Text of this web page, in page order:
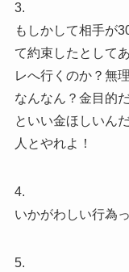
3.
もしかして相手が
て約束したとして
レへ行くのか？無
なんなん？金目的
といい金ほしいん
人とやれよ！
4.
いかがわしい行為
5.